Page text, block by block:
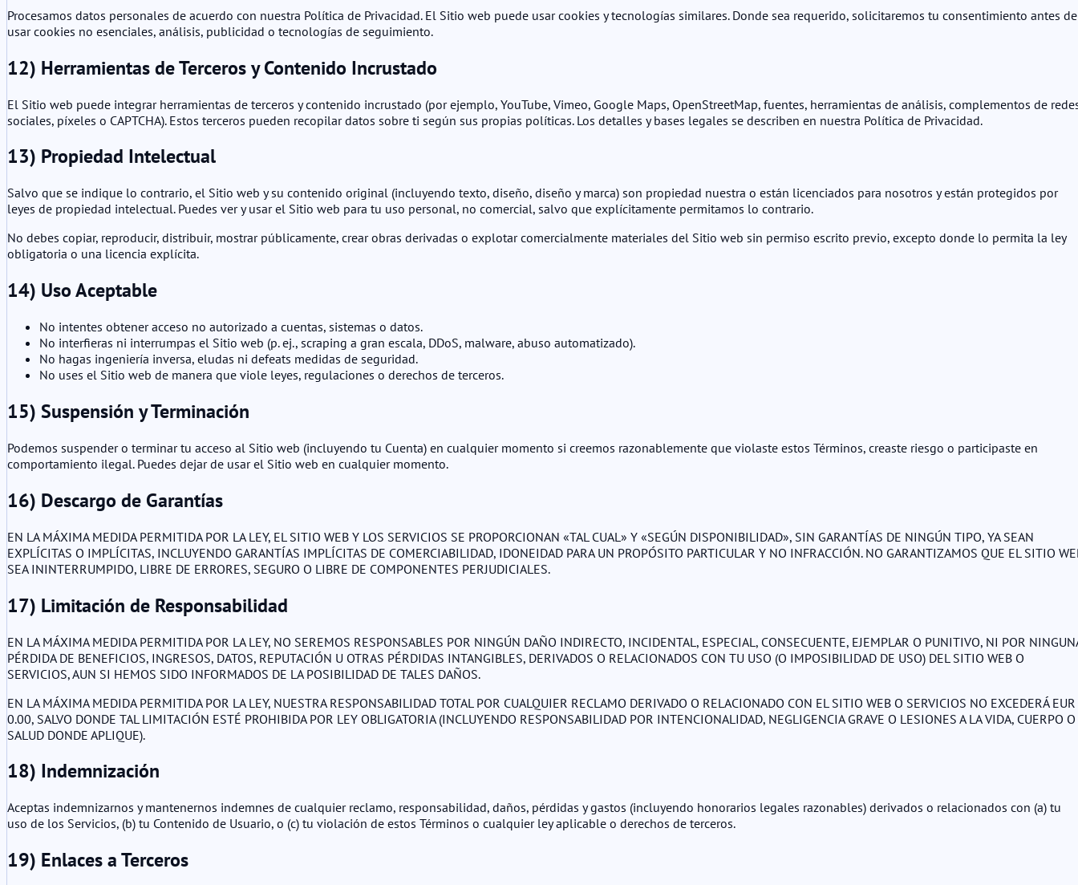
Procesamos datos personales de acuerdo con nuestra Política de Privacidad. El Sitio web puede usar cookies y tecnologías similares. Donde sea requerido, solicitaremos tu consentimiento antes de
usar cookies no esenciales, análisis, publicidad o tecnologías de seguimiento.
12) Herramientas de Terceros y Contenido Incrustado
El Sitio web puede integrar herramientas de terceros y contenido incrustado (por ejemplo, YouTube, Vimeo, Google Maps, OpenStreetMap, fuentes, herramientas de análisis, complementos de
sociales, píxeles o CAPTCHA). Estos terceros pueden recopilar datos sobre ti según sus propias políticas. Los detalles y bases legales se describen en nuestra Política de Privacidad.
13) Propiedad Intelectual
Salvo que se indique lo contrario, el Sitio web y su contenido original (incluyendo texto, diseño, diseño y marca) son propiedad nuestra o están licenciados para nosotros y están protegidos por
leyes de propiedad intelectual. Puedes ver y usar el Sitio web para tu uso personal, no comercial, salvo que explícitamente permitamos lo contrario.
No debes copiar, reproducir, distribuir, mostrar públicamente, crear obras derivadas o explotar comercialmente materiales del Sitio web sin permiso escrito previo, excepto donde lo permita la ley
obligatoria o una licencia explícita.
14) Uso Aceptable
No intentes obtener acceso no autorizado a cuentas, sistemas o datos.
No interfieras ni interrumpas el Sitio web (p. ej., scraping a gran escala, DDoS, malware, abuso automatizado).
No hagas ingeniería inversa, eludas ni defeats medidas de seguridad.
No uses el Sitio web de manera que viole leyes, regulaciones o derechos de terceros.
15) Suspensión y Terminación
Podemos suspender o terminar tu acceso al Sitio web (incluyendo tu Cuenta) en cualquier momento si creemos razonablemente que violaste estos Términos, creaste riesgo o participaste en
comportamiento ilegal. Puedes dejar de usar el Sitio web en cualquier momento.
16) Descargo de Garantías
EN LA MÁXIMA MEDIDA PERMITIDA POR LA LEY, EL SITIO WEB Y LOS SERVICIOS SE PROPORCIONAN «TAL CUAL» Y «SEGÚN DISPONIBILIDAD», SIN GARANTÍAS DE NINGÚN TIPO, YA SEAN
EXPLÍCITAS O IMPLÍCITAS, INCLUYENDO GARANTÍAS IMPLÍCITAS DE COMERCIABILIDAD, IDONEIDAD PARA UN PROPÓSITO PARTICULAR Y NO INFRACCIÓN. NO GARANTIZAMOS QUE EL SITIO
SEA ININTERRUMPIDO, LIBRE DE ERRORES, SEGURO O LIBRE DE COMPONENTES PERJUDICIALES.
17) Limitación de Responsabilidad
EN LA MÁXIMA MEDIDA PERMITIDA POR LA LEY, NO SEREMOS RESPONSABLES POR NINGÚN DAÑO INDIRECTO, INCIDENTAL, ESPECIAL, CONSECUENTE, EJEMPLAR O PUNITIVO, NI POR
PÉRDIDA DE BENEFICIOS, INGRESOS, DATOS, REPUTACIÓN U OTRAS PÉRDIDAS INTANGIBLES, DERIVADOS O RELACIONADOS CON TU USO (O IMPOSIBILIDAD DE USO) DEL SITIO WEB O
SERVICIOS, AUN SI HEMOS SIDO INFORMADOS DE LA POSIBILIDAD DE TALES DAÑOS.
EN LA MÁXIMA MEDIDA PERMITIDA POR LA LEY, NUESTRA RESPONSABILIDAD TOTAL POR CUALQUIER RECLAMO DERIVADO O RELACIONADO CON EL SITIO WEB O SERVICIOS NO EXCEDERÁ EUR
0.00, SALVO DONDE TAL LIMITACIÓN ESTÉ PROHIBIDA POR LEY OBLIGATORIA (INCLUYENDO RESPONSABILIDAD POR INTENCIONALIDAD, NEGLIGENCIA GRAVE O LESIONES A LA VIDA, CUERPO O
SALUD DONDE APLIQUE).
18) Indemnización
Aceptas indemnizarnos y mantenernos indemnes de cualquier reclamo, responsabilidad, daños, pérdidas y gastos (incluyendo honorarios legales razonables) derivados o relacionados con (a) tu
uso de los Servicios, (b) tu Contenido de Usuario, o (c) tu violación de estos Términos o cualquier ley aplicable o derechos de terceros.
19) Enlaces a Terceros